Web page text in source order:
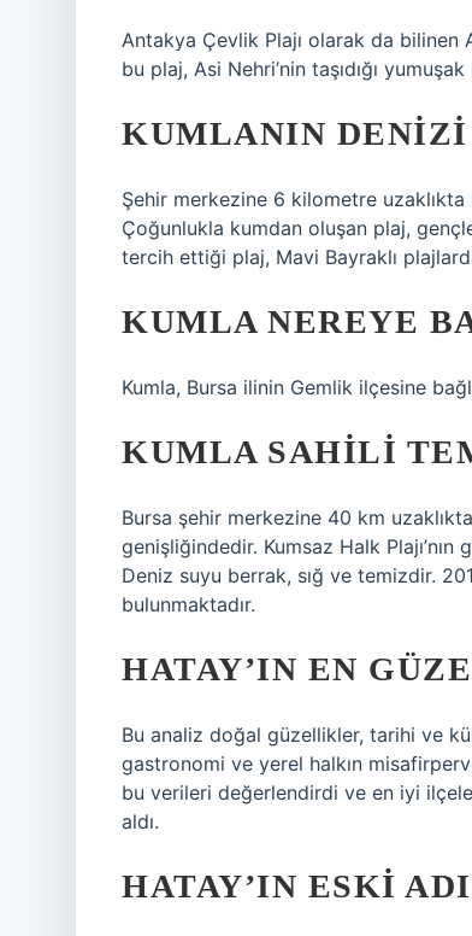
Antakya Çevlik Plajı olarak da bilinen
bu plaj, Asi Nehri’nin taşıdığı
KUMLANIN DENIZI
Şehir merkezine 6 kilometre
Çoğunlukla kumdan oluşan plaj,
tercih ettiği plaj, Mavi Bayraklı
KUMLA NEREYE
Kumla, Bursa ilinin Gemlik ilçesine
KUMLA SAHILI
Bursa şehir merkezine 40 km
genişliğindedir. Kumsaz Halk
Deniz suyu berrak, sığ ve temizdir.
bulunmaktadır.
HATAY’IN EN
Bu analiz doğal güzellikler, tarihi ve
gastronomi ve yerel halkın
bu verileri değerlendirdi ve en iyi
aldı.
HATAY’IN ESKI